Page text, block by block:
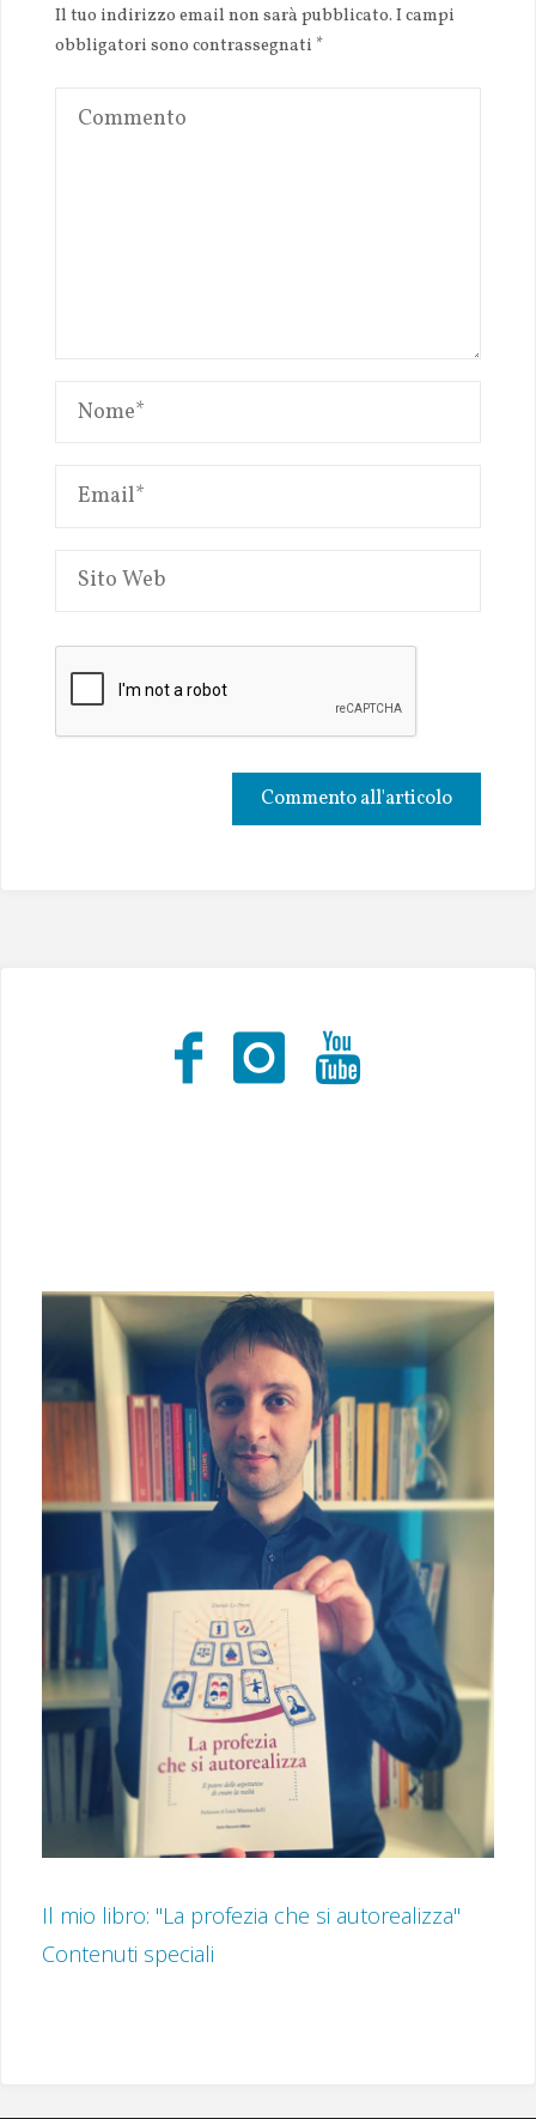
Il tuo indirizzo email non sarà pubblicato. I campi
obbligatori sono contrassegnati *
Il mio libro: "La profezia che si autorealizza"
Contenuti speciali